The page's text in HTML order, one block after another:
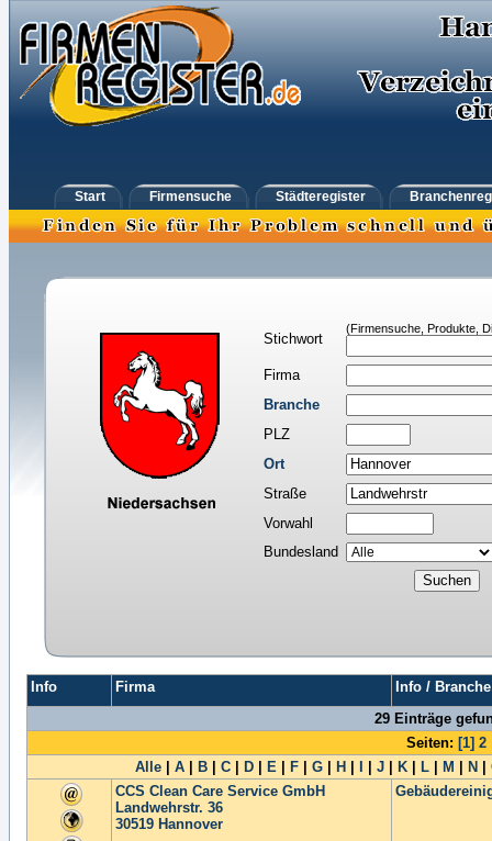
Start Firmensuche Städteregister
Stichwort
(Firmensuche, Produkte,
Firma
Branche
PLZ
Ort
Straße
Vorwahl
Bundesland
Info Firma
Info / Branche
29 Einträge
Seiten: [1] 2
Alle
A B C D E F G H J K L M N
CCS Clean Care Service GmbH
Landwehrstr. 36
30519 Hannover